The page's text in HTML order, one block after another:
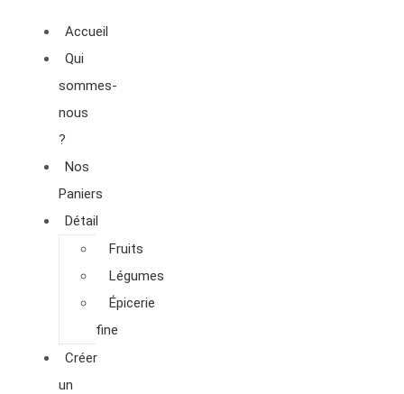
Accueil
Qui
sommes-
nous
?
Nos
Paniers
Détail
Fruits
Légumes
Épicerie
fine
Créer
un